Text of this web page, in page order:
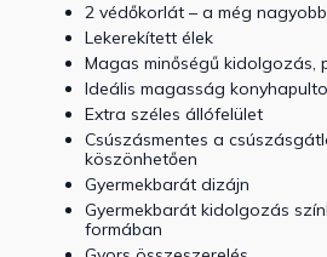
2 védőkorlát – a még
Lekerekített élek
Magas minőségű kidolgozás,
Ideális magasság
Extra széles állófelület
Csúszásmentes a
köszönhetően
Gyermekbarát dizájn
Gyermekbarát kidolgozás
formában